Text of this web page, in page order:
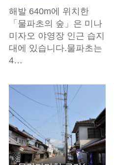
해발 640m에 위치한
「물파초의 숲」은 미나
미자오 야영장 인근 습지
대에 있습니다.물파초는
4…
기본정보 보기